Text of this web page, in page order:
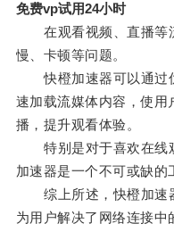
免费vp试用24小时
在观看视频、直播等
慢、卡顿等问题。
快橙加速器可以通过
速加载流媒体内容，使用
播，提升观看体验。
特别是对于喜欢在线
加速器是一个不可或缺的
综上所述，快橙加速器
为用户解决了网络连接中